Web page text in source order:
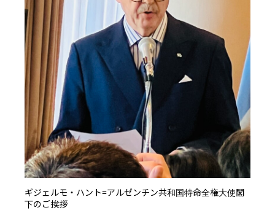
ギジェルモ・ハント=アルゼンチン共和国特命全権大使閣
下のご挨拶